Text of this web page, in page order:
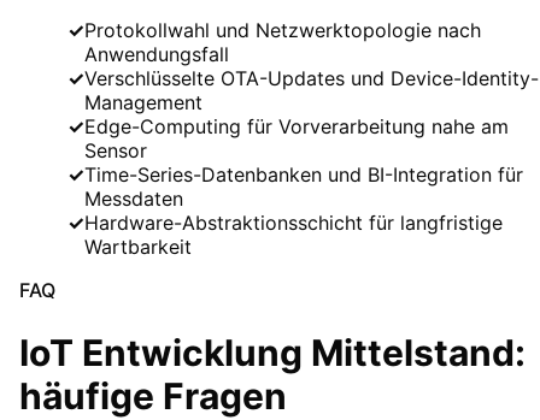
✓Protokollwahl und Netzwerktopologie nach
Anwendungsfall
✓Verschlüsselte OTA-Updates und Device-Identity-
Management
✓Edge-Computing für Vorverarbeitung nahe am
Sensor
✓Time-Series-Datenbanken und BI-Integration für
Messdaten
✓Hardware-Abstraktionsschicht für langfristige
Wartbarkeit
FAQ
IoT Entwicklung Mittelstand:
häufige Fragen